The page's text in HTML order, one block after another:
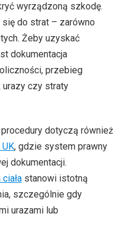
wyrządzoną szkodę.
do strat – zarówno
Żeby uzyskać
dokumentacja
przebieg
urazy czy straty
dotyczą również
, gdzie system prawny
dokumentacji.
stanowi istotną
szczególnie gdy
urazami lub